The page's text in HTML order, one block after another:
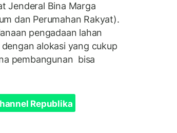
Jenderal Bina Marga
dan Perumahan Rakyat).
pengadaan lahan
alokasi yang cukup
pembangunan bisa
Republika